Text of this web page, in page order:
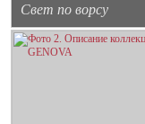
Свет по ворсу